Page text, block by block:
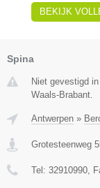
BEKIJK
Spina
Niet gevestigd
Waals-Brabant.
Antwerpen »
Grotesteenweg
Tel: 32910990 ,